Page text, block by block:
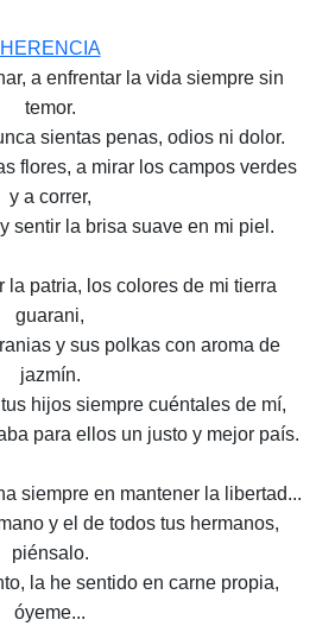
HERENCIA
a enfrentar la vida siempre sin
temor.
sientas penas, odios ni dolor.
flores, a mirar los campos verdes
y a correr,
sentir la brisa suave en mi piel.
la patria, los colores de mi tierra
guarani,
y sus polkas con aroma de
jazmín.
hijos siempre cuéntales de mí,
para ellos un justo y mejor país.
siempre en mantener la libertad...
y el de todos tus hermanos,
piénsalo.
la he sentido en carne propia,
óyeme...